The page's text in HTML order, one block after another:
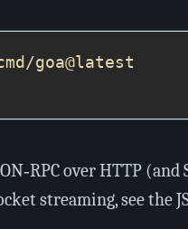
over HTTP (and
streaming, see the